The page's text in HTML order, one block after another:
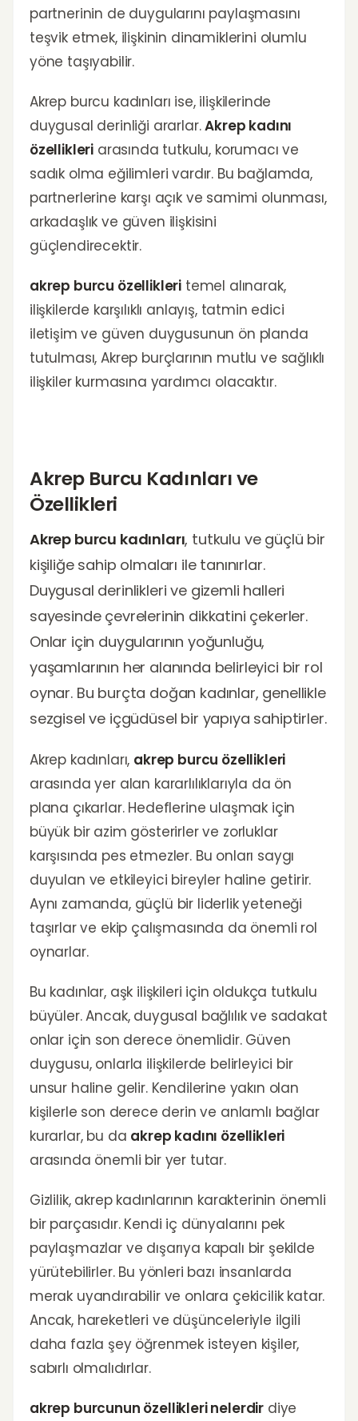
partnerinin de duygularını paylaşmasını
teşvik etmek, ilişkinin dinamiklerini olumlu
yöne taşıyabilir.
Akrep burcu kadınları ise, ilişkilerinde
duygusal derinliği ararlar.Akrep kadını
özellikleri arasında tutkulu, korumacı ve
sadık olma eğilimleri vardır. Bu bağlamda,
partnerlerine karşı açık ve samimi olunması,
arkadaşlık ve güven ilişkisini
güçlendirecektir.
akrep burcu özellikleri temel alınarak,
ilişkilerde karşılıklı anlayış, tatmin edici
iletişim ve güven duygusunun ön planda
tutulması, Akrep burçlarının mutlu ve sağlıklı
ilişkiler kurmasına yardımcı olacaktır.
Akrep Burcu Kadınları ve
Özellikleri
Akrep burcu kadınları, tutkulu ve güçlü bir
kişiliğe sahip olmaları ile tanınırlar.
Duygusal derinlikleri ve gizemli halleri
sayesinde çevrelerinin dikkatini çekerler.
Onlar için duygularının yoğunluğu,
yaşamlarının her alanında belirleyici bir rol
oynar. Bu burçta doğan kadınlar, genellikle
sezgisel ve içgüdüsel bir yapıya sahiptirler.
Akrep kadınları, akrep burcu özellikleri
arasında yer alan kararlılıklarıyla da ön
plana çıkarlar. Hedeflerine ulaşmak için
büyük bir azim gösterirler ve zorluklar
karşısında pes etmezler. Bu onları saygı
duyulan ve etkileyici bireyler haline getirir.
Aynı zamanda, güçlü bir liderlik yeteneği
taşırlar ve ekip çalışmasında da önemli rol
oynarlar.
Bu kadınlar, aşk ilişkileri için oldukça tutkulu
büyüler. Ancak, duygusal bağlılık ve sadakat
onlar için son derece önemlidir. Güven
duygusu, onlarla ilişkilerde belirleyici bir
unsur haline gelir. Kendilerine yakın olan
kişilerle son derece derin ve anlamlı bağlar
kurarlar, bu da akrep kadını özellikleri
arasında önemli bir yer tutar.
Gizlilik, akrep kadınlarının karakterinin önemli
bir parçasıdır. Kendi iç dünyalarını pek
paylaşmazlar ve dışarıya kapalı bir şekilde
yürütebilirler. Bu yönleri bazı insanlarda
merak uyandırabilir ve onlara çekicilik katar.
Ancak, hareketleri ve düşünceleriyle ilgili
daha fazla şey öğrenmek isteyen kişiler,
sabırlı olmalıdırlar.
akrep burcunun özellikleri nelerdir diye